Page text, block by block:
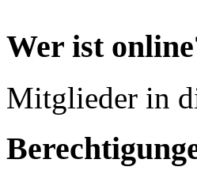
Wer ist
Mitglieder in